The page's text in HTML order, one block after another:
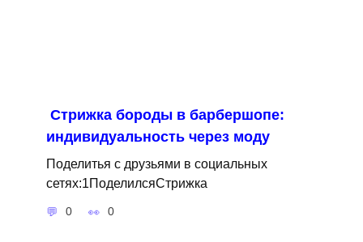
Стрижка бороды в барбершопе:
индивидуальность через моду
Поделитья с друзьями в социальных
сетях:1ПоделилсяСтрижка
0 0